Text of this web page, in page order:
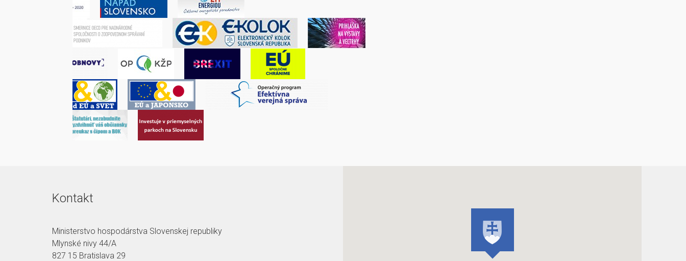
Kontakt
Ministerstvo hospodárstva Slovenskej republiky
Mlynské nivy 44/A
827 15 Bratislava 29